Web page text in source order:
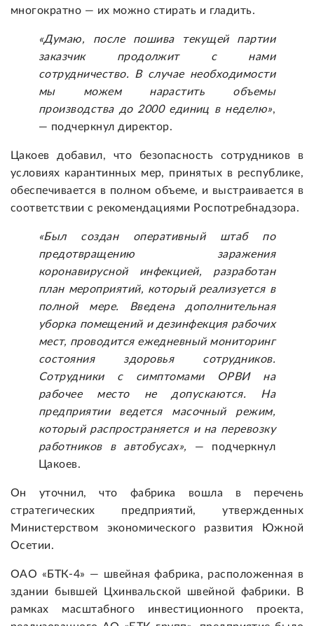
многократно — их можно стирать и гладить.
«Думаю, после пошива текущей партии
заказчик продолжит с нами
сотрудничество. В случае необходимости
мы можем нарастить объемы
производства до 2000 единиц в неделю»,
— подчеркнул директор.
Цакоев добавил, что безопасность сотрудников в
условиях карантинных мер, принятых в республике,
обеспечивается в полном объеме, и выстраивается в
соответствии с рекомендациями Роспотребнадзора.
«Был создан оперативный штаб по
предотвращению заражения
коронавирусной инфекцией, разработан
план мероприятий, который реализуется в
полной мере. Введена дополнительная
уборка помещений и дезинфекция рабочих
мест, проводится ежедневный мониторинг
состояния здоровья сотрудников.
Сотрудники с симптомами ОРВИ на
рабочее место не допускаются. На
предприятии ведется масочный режим,
который распространяется и на перевозку
работников в автобусах», — подчеркнул
Цакоев.
Он уточнил, что фабрика вошла в перечень
стратегических предприятий, утвержденных
Министерством экономического развития Южной
Осетии.
ОАО «БТК-4» — швейная фабрика, расположенная в
здании бывшей Цхинвальской швейной фабрики. В
рамках масштабного инвестиционного проекта,